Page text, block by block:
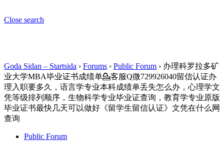
Close search
Goda Sidan – Startsida › Forums › Public Forum › 办理科罗拉多矿
业大学MBA毕业证书成绩单💁客服Q微729926040留信认证办
理入职要多久，语言学专业本科成绩单丢失怎么办，心理学文
凭等级排列顺序，生物科学专业毕业证查询，教育学专业原版
毕业证书最快几天可以做好《留学生留信认证》文凭在什么网
查询
Public Forum